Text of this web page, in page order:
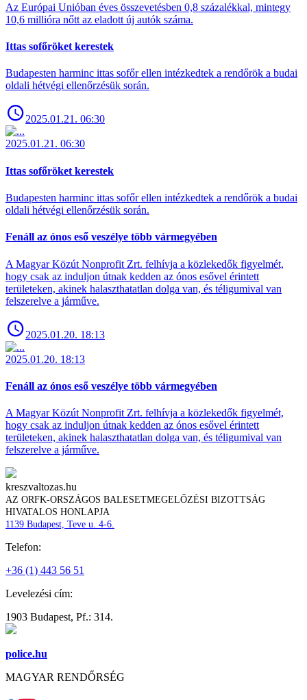
Az Európai Unióban éves összevetésben 0,8 százalékkal, mintegy
10,6 millióra nőtt az eladott új autók száma.
Ittas sofőröket kerestek
Budapesten harminc ittas sofőr ellen intézkedtek a rendőrök a budai
oldali hétvégi ellenőrzésük során.
2025.01.21. 06:30
2025.01.21. 06:30
Ittas sofőröket kerestek
Budapesten harminc ittas sofőr ellen intézkedtek a rendőrök a budai
oldali hétvégi ellenőrzésük során.
Fenáll az ónos eső veszélye több vármegyében
A Magyar Közút Nonprofit Zrt. felhívja a közlekedők figyelmét,
hogy csak az induljon útnak kedden az ónos esővel érintett
területeken, akinek halaszthatatlan dolga van, és téligumival van
felszerelve a járműve.
2025.01.20. 18:13
2025.01.20. 18:13
Fenáll az ónos eső veszélye több vármegyében
A Magyar Közút Nonprofit Zrt. felhívja a közlekedők figyelmét,
hogy csak az induljon útnak kedden az ónos esővel érintett
területeken, akinek halaszthatatlan dolga van, és téligumival van
felszerelve a járműve.
kreszvaltozas.hu
AZ ORFK-ORSZÁGOS BALESETMEGELŐZÉSI BIZOTTSÁG
HIVATALOS HONLAPJA
1139 Budapest, Teve u. 4-6.
Telefon:
+36 (1) 443 56 51
Levelezési cím:
1903 Budapest, Pf.: 314.
police.hu
MAGYAR RENDŐRSÉG